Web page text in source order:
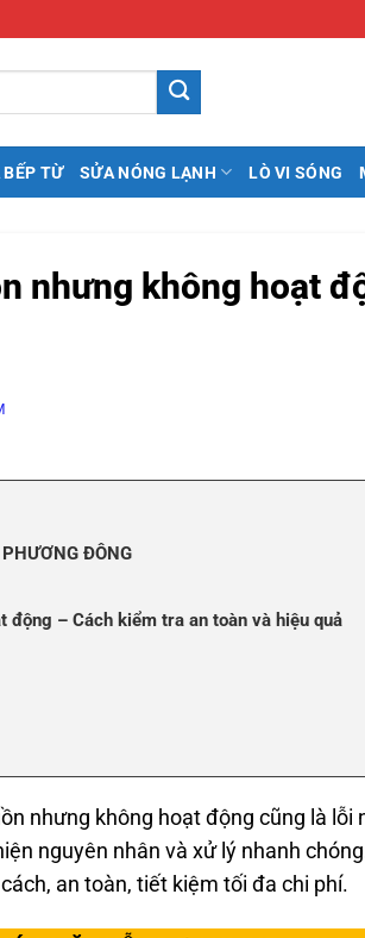
BẾP TỪ SỬA NÓNG LẠNH LÒ VI SÓNG
nhưng không hoạt
ĐÔNG
động – Cách kiểm tra an toàn và hiệu quả
– nhanh, chuẩn, uy tín
nhưng không hoạt động cũng là
nguyên nhân và xử lý nhanh
an toàn, tiết kiệm tối đa chi phí.